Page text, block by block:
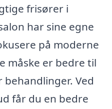
frisører i
har sine egne
på moderne
måske er bedre til
Ved
får du en bedre